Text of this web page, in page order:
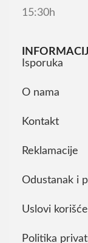
15:30h
Isporuka
O nama
Kontakt
Reklamacije
Odustanak i
Uslovi
Politika